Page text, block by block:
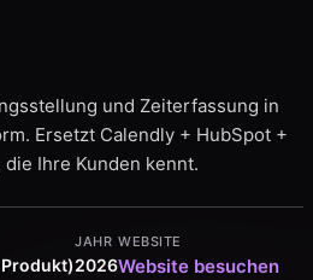
und Zeiterfassung in
Ersetzt Calendly + HubSpot +
Ihre Kunden kennt.
JAHR
2026
WEBSITE
Website besuchen